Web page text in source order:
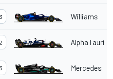
Williams
AlphaTauri
Mercedes